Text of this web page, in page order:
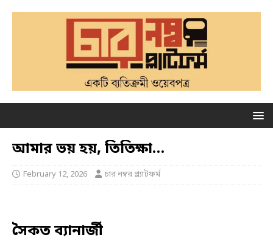
আমার ভয় হয়, তিতিক্ষা…
February 12, 2026 চার নম্বর প্ল্যাটফর্ম
সৈকত ব্যানার্জী